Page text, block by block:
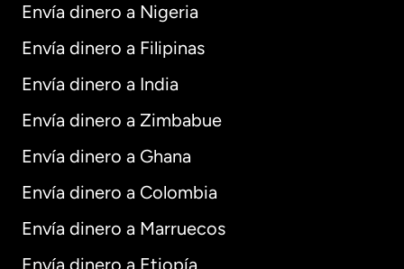
Envía dinero a Nigeria
Envía dinero a Filipinas
Envía dinero a India
Envía dinero a Zimbabue
Envía dinero a Ghana
Envía dinero a Colombia
Envía dinero a Marruecos